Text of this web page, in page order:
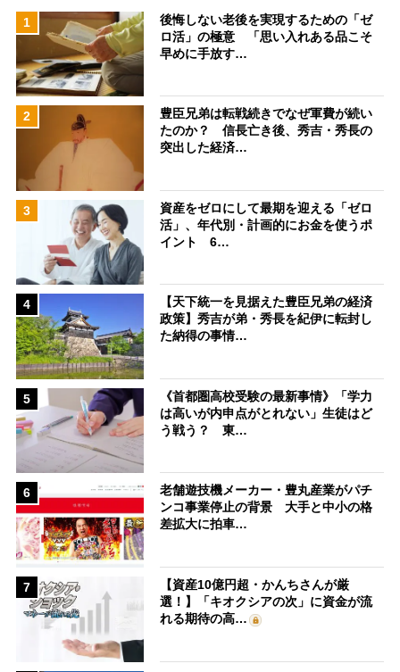
1
後悔しない老後を実現するための「ゼ
ロ活」の極意 「思い入れある品こそ
早めに手放す…
2
豊臣兄弟は転戦続きでなぜ軍費が続い
たのか？ 信長亡き後、秀吉・秀長の
突出した経済…
3
資産をゼロにして最期を迎える「ゼロ
活」、年代別・計画的にお金を使うポ
イント 6…
4
【天下統一を見据えた豊臣兄弟の経済
政策】秀吉が弟・秀長を紀伊に転封し
た納得の事情…
5
《首都圏高校受験の最新事情》「学力
は高いが内申点がとれない」生徒はど
う戦う？ 東…
6
老舗遊技機メーカー・豊丸産業がパチ
ンコ事業停止の背景 大手と中小の格
差拡大に拍車…
7
【資産10億円超・かんちさんが厳
選！】「キオクシアの次」に資金が流
れる期待の高…